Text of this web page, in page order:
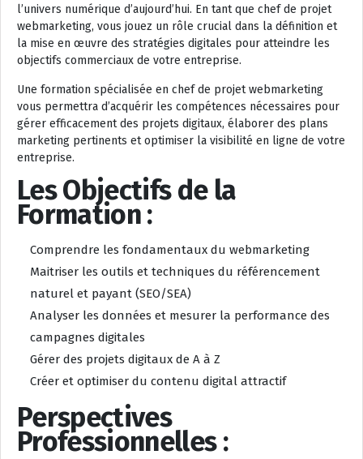
l’univers numérique d’aujourd’hui. En tant que chef de projet
webmarketing, vous jouez un rôle crucial dans la définition et
la mise en œuvre des stratégies digitales pour atteindre les
objectifs commerciaux de votre entreprise.
Une formation spécialisée en chef de projet webmarketing
vous permettra d’acquérir les compétences nécessaires pour
gérer efficacement des projets digitaux, élaborer des plans
marketing pertinents et optimiser la visibilité en ligne de votre
entreprise.
Les Objectifs de la
Formation :
Comprendre les fondamentaux du webmarketing
Maitriser les outils et techniques du référencement
naturel et payant (SEO/SEA)
Analyser les données et mesurer la performance des
campagnes digitales
Gérer des projets digitaux de A à Z
Créer et optimiser du contenu digital attractif
Perspectives
Professionnelles :